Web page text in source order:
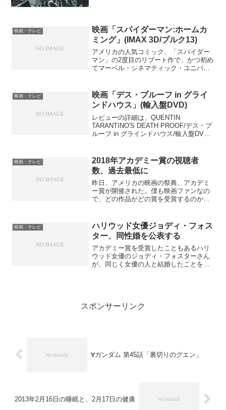
映画・テレビ
映画「スパイダーマン:ホームカ
ミング」(IMAX 3D/ブルク13)
アメリカの人気コミック、「スパイダー
マン」の2度目のリブート作で、かつ初め
てマーベル・シネマティック・ユニバー
「スパイダーマン」が、スパイダーマン
誕生秘話になっていた...
映画・テレビ
映画「デス・プルーフ in グライ
ンドハウス」(輸入盤DVD)
レビューの詳細は、QUENTIN
TARANTINO'S DEATH PROOF/デス・プ
ルーフ in グラインドハウス/輸入盤DVD
がメインの話。でその台詞が与太話な...
映画・テレビ
2018年アカデミー賞の視聴者
数、過去最低に
昨日、アメリカの映画の祭典、アカデミ
ー賞が開催された。僕も映画ファンなの
で、どの作品がどの賞を受賞するのかに
レビの視聴者数についてのニュースが流
れてきた。確か、アメリカ...
映画・テレビ
ハリウッド女優ジョディ・フォス
ター、同性婚を公表する
アカデミー賞を受賞したこともあるハリ
ウッド女優のジョディ・フォスターさん
が、同じく女優の人と結婚したことをこ
スポンサーリンク
∀ガンダム 第45話「裏切りのグエン」
2013年2月16日の睡眠と、2月17日の健康